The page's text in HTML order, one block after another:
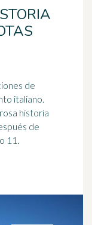
de
italiano.
historia
de
11.